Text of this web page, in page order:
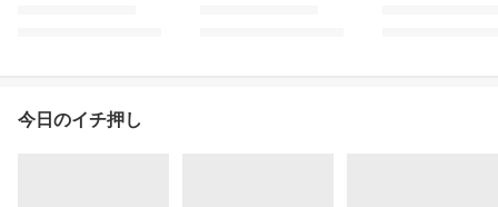
今日のイチ押し